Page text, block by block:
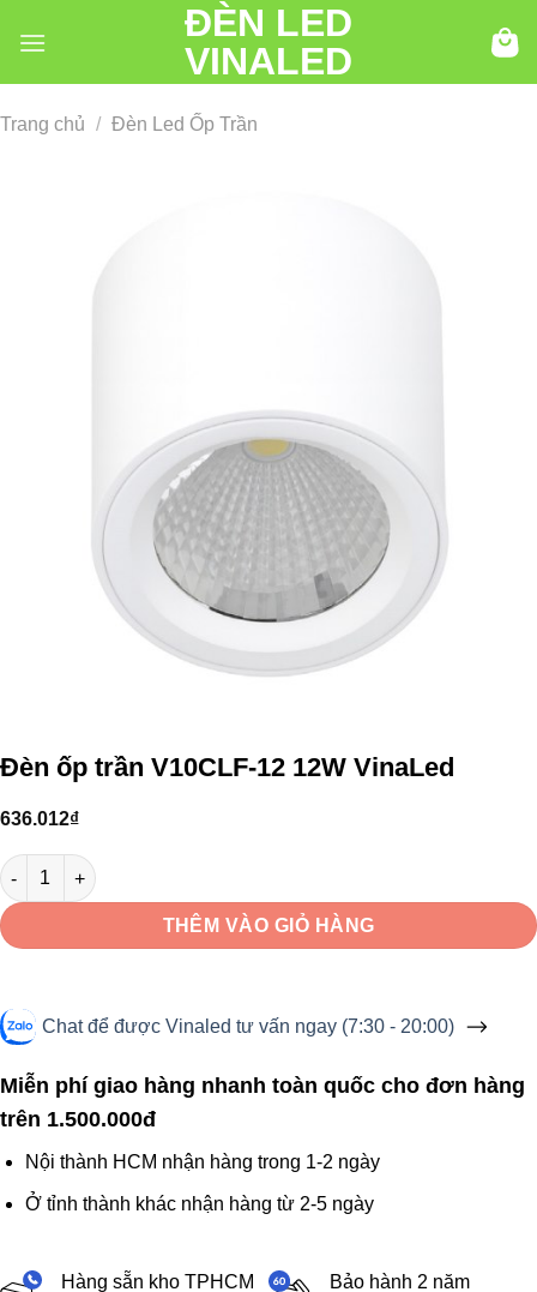
đến
ĐÈN LED
VINALED
Trang chủ / Đèn Led Ốp Trần
Đèn ốp trần V10CLF-12 12W VinaLed
636.012₫
Đèn ốp trần V10CLF-12 12W VinaLed số lượng
THÊM VÀO GIỎ HÀNG
Chat để được Vinaled tư vấn ngay (7:30 - 20:00)
Miễn phí giao hàng nhanh toàn quốc cho đơn hàng
trên 1.500.000đ
Nội thành HCM nhận hàng trong 1-2 ngày
Ở tỉnh thành khác nhận hàng từ 2-5 ngày
Hàng sẵn kho TPHCM
Bảo hành 2 năm